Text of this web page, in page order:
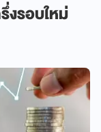
งรอบใหม่